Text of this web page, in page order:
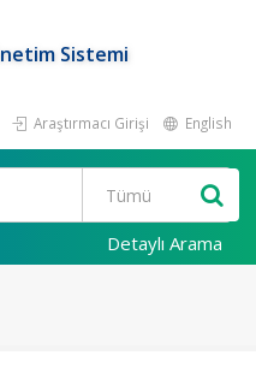
Sistemi
Araştırmacı Girişi English
Detaylı Arama